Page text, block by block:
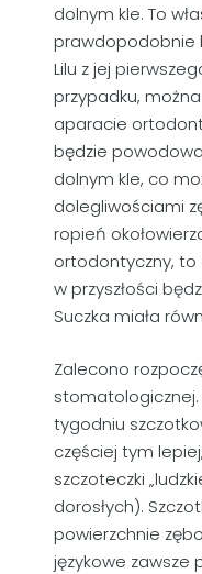
dolnym kle. To
prawdopodobnie
Lilu z jej
przypadku,
aparacie
będzie
dolnym kle, co
dolegliwościami
ropień
ortodontyczny,
w przyszłości
Suczka miała
Zalecono
stomatologicznej.
tygodniu
częściej tym
szczoteczki
dorosłych).
powierzchnie
językowe zawsze